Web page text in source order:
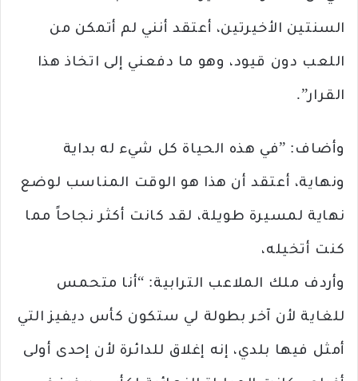
السنتين الأخيرتين، أعتقد أنني لم أتمكن من
اللعب دون قيود، وهو ما دفعني إلى اتخاذ هذا
القرار”.
وأضاف: ”في هذه الحياة كل شيء له بداية
ونهاية، أعتقد أن هذا هو الوقت المناسب لوضع
نهاية لمسيرة طويلة، لقد كانت أكثر نجاحاً مما
كنت أتخيله،
وأردف ملك الملاعب الترابية: “أنا متحمس
للغاية لأن آخر بطولة لي ستكون كأس ديفيز التي
أمثل فيها بلدي، إنه إغلاق للدائرة لأن إحدى أولى